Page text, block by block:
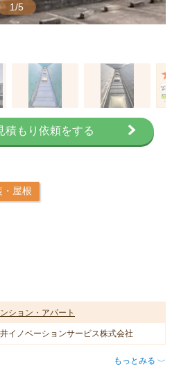
1/5
積もり依頼をする
・屋根
ション・アパート
イノベーションサービス株式会社
もっとみる 〈